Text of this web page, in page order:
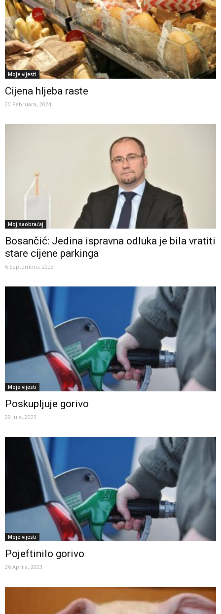
Moje vijesti
Cijena hljeba raste
20 Februara, 2024
Moj saobraćaj
Bosančić: Jedina ispravna odluka je bila vratiti
stare cijene parkinga
6 Septembra, 2023
Moje vijesti
Poskupljuje gorivo
29 Jula, 2023
Moje vijesti
Pojeftinilo gorivo
26 Aprila, 2023